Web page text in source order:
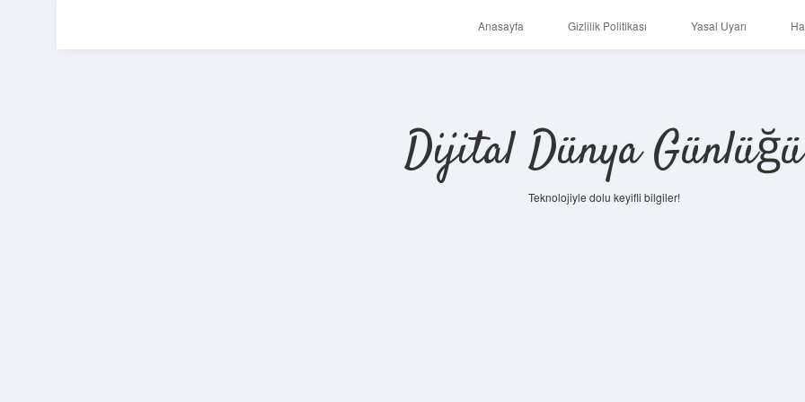
Anasayfa Gizlilik Politikası Yasal Uyarı
Dijital Dünya Günlüğü
Teknolojiyle dolu keyifli bilgiler!